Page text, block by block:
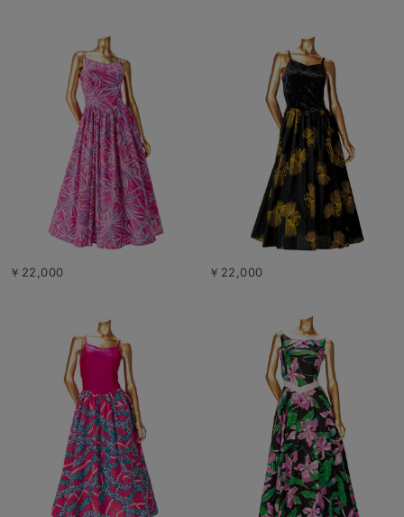
￥22,000 ￥22,000